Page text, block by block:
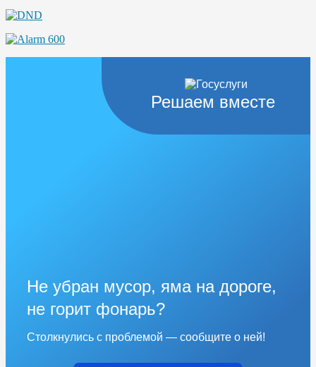
Решаем вместе
Не убран мусор, яма на дороге,
не горит фонарь?
Столкнулись с проблемой — сообщите о ней!